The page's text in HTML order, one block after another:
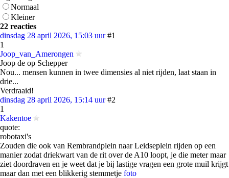
Normaal
Kleiner
22 reacties
dinsdag 28 april 2026, 15:03 uur #1
1
Joop_van_Amerongen
Joop de op Schepper
Nou... mensen kunnen in twee dimensies al niet rijden, laat staan in
drie...
Verdraaid!
dinsdag 28 april 2026, 15:14 uur #2
1
Kakentoe
quote:
robotaxi's
Zouden die ook van Rembrandplein naar Leidseplein rijden op een
manier zodat driekwart van de rit over de A10 loopt, je die meter maar
ziet doordraven en je weet dat je bij lastige vragen een grote muil krijgt
maar dan met een blikkerig stemmetje foto